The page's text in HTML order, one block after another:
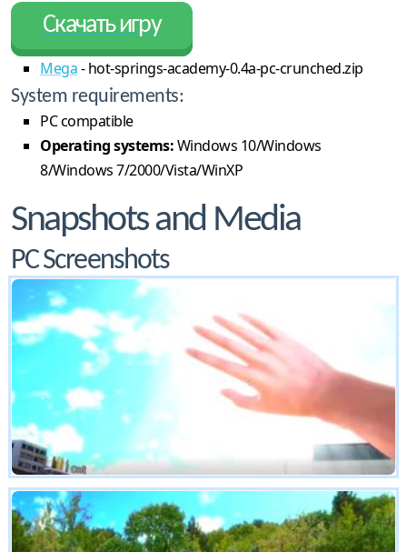
Скачать игру
Mega- hot-springs-academy-0.4a-pc-crunched.zip
System requirements:
PC compatible
Operating systems:Windows 10/Windows
8/Windows 7/2000/Vista/WinXP
Snapshots and Media
PC Screenshots